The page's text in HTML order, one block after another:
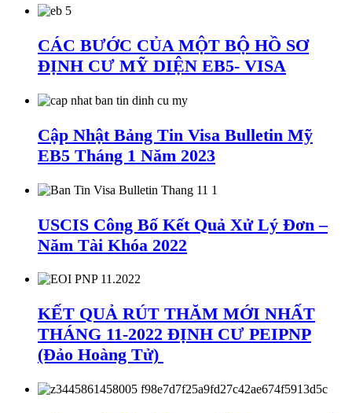
CÁC BƯỚC CỦA MỘT BỘ HỒ SƠ
ĐỊNH CƯ MỸ DIỆN EB5- VISA
Cập Nhật Bảng Tin Visa Bulletin Mỹ
EB5 Tháng 1 Năm 2023
USCIS Công Bố Kết Quả Xử Lý Đơn –
Năm Tài Khóa 2022
KẾT QUẢ RÚT THĂM MỚI NHẤT
THÁNG 11-2022 ĐỊNH CƯ PEIPNP
(Đảo Hoàng Tử)